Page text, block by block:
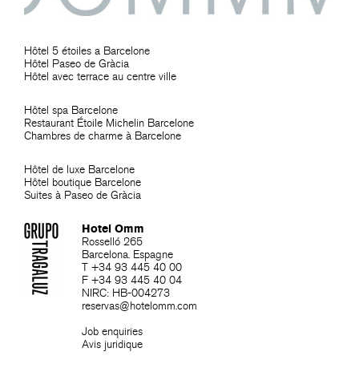
Hôtel 5 étoiles a Barcelone
Hôtel Paseo de Gràcia
Hôtel avec terrace au centre ville
Hôtel spa Barcelone
Restaurant Étoile Michelin Barcelone
Chambres de charme à Barcelone
Hôtel de luxe Barcelone
Hôtel boutique Barcelone
Suites à Paseo de Gràcia
Hotel Omm
Rosselló 265
Barcelona. Espagne
T +34 93 445 40 00
F +34 93 445 40 04
NIRC: HB-004273
reservas@hotelomm.com
Job enquiries
Avis juridique